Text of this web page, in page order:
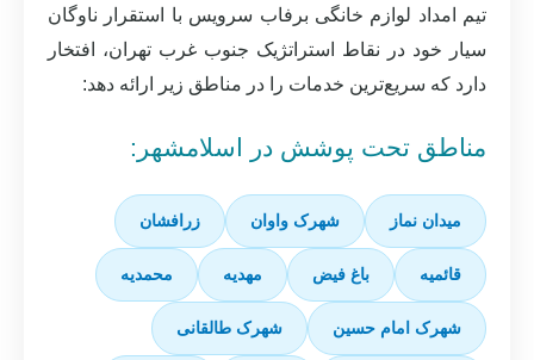
تیم امداد لوازم خانگی برفاب سرویس با استقرار ناوگان
سیار خود در نقاط استراتژیک جنوب غرب تهران، افتخار
دارد که سریع‌ترین خدمات را در مناطق زیر ارائه دهد:
مناطق تحت پوشش در اسلامشهر:
میدان نماز شهرک واوان زرافشان
قائمیه باغ فیض مهدیه محمدیه
شهرک امام حسین شهرک طالقانی